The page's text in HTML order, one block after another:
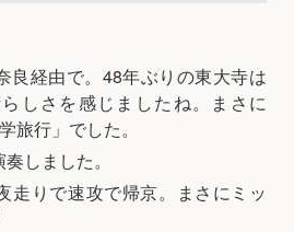
良経由で。48年ぶりの東大寺は
しさを感じましたね。まさに
旅行」でした。
しました。
走りで速攻で帰京。まさにミッ